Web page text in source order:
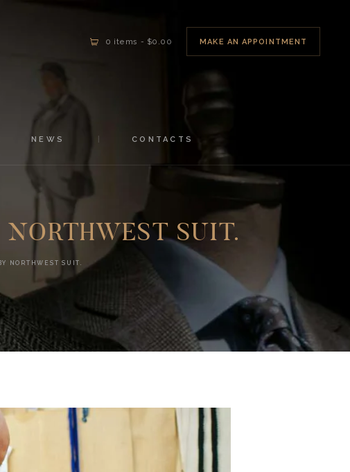
0 items - $0.00 MAKE AN APPOINTMENT
NEWS CONTACTS
NORTHWEST SUIT.
NORTHWEST SUIT.